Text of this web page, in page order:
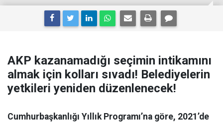
AKP kazanamadığı seçimin intikamını
almak için kolları sıvadı! Belediyelerin
yetkileri yeniden düzenlenecek!
Cumhurbaşkanlığı Yıllık Programı’na göre, 2021’de